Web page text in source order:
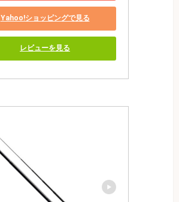
Yahoo!ショッピングで見る
レビューを見る